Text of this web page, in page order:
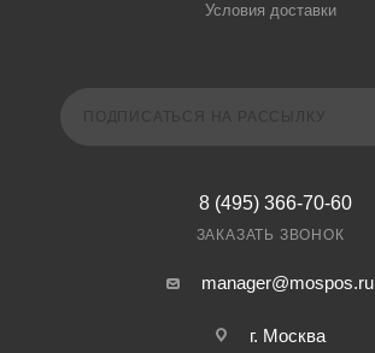
Условия доставки
8 (495) 366-70-60
ЗАКАЗАТЬ ЗВОНОК
manager@mospos.ru
г. Москва